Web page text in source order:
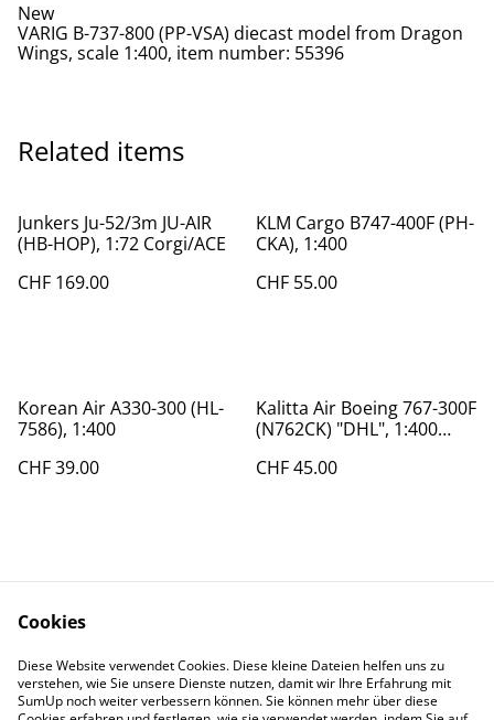
New
VARIG B-737-800 (PP-VSA) diecast model from Dragon
Wings, scale 1:400, item number: 55396
Related items
Junkers Ju-52/3m JU-AIR
(HB-HOP), 1:72 Corgi/ACE
CHF 169.00
KLM Cargo B747-400F (PH-
CKA), 1:400
CHF 55.00
Korean Air A330-300 (HL-
7586), 1:400
CHF 39.00
Kalitta Air Boeing 767-300F
(N762CK) "DHL", 1:400
CHF 45.00
Contact Us
Legal Terms
Privacy Policy
Cookie Policy
Cookies
Diese Website verwendet Cookies. Diese kleine Dateien helfen uns zu
verstehen, wie Sie unsere Dienste nutzen, damit wir Ihre Erfahrung mit
SumUp noch weiter verbessern können. Sie können mehr über diese